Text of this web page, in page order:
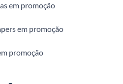
em promoção
em promoção
promoção